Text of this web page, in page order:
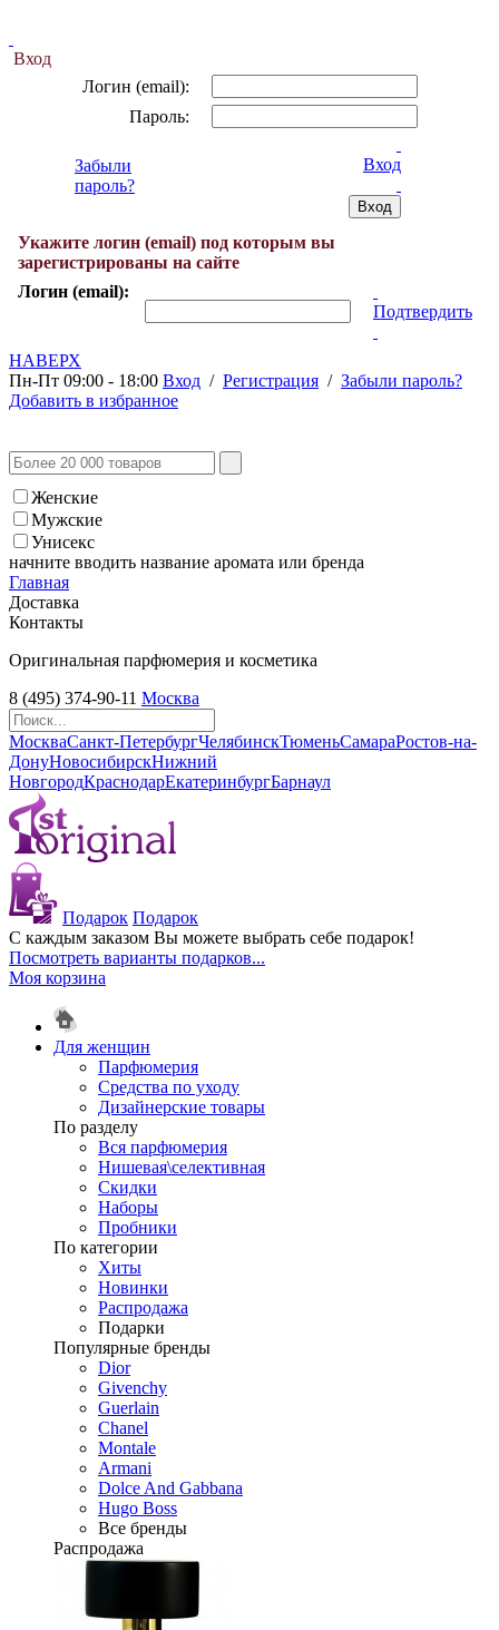
Вход
Логин (email):
Пароль:
Забыли
пароль?
Вход
Укажите логин (email) под которым вы
зарегистрированы на сайте
Логин (email):
Подтвердить
НАВЕРХ
Пн-Пт 09:00 - 18:00 Вход / Регистрация / Забыли пароль?
Добавить в избранное
Женские
Мужские
Унисекс
начните вводить название аромата или бренда
Главная
Доставка
Контакты
Оригинальная парфюмерия и косметика
8 (495) 374-90-11 Москва
МоскваСанкт-ПетербургЧелябинскТюменьСамараРостов-на-
ДонуНовосибирскНижний
НовгородКраснодарЕкатеринбургБарнаул
Подарок Подарок
С каждым заказом Вы можете выбрать себе подарок!
Посмотреть варианты подарков...
Моя корзина
Для женщин
Парфюмерия
Средства по уходу
Дизайнерские товары
По разделу
Вся парфюмерия
Нишевая\селективная
Скидки
Наборы
Пробники
По категории
Хиты
Новинки
Распродажа
Подарки
Популярные бренды
Dior
Givenchy
Guerlain
Chanel
Montale
Armani
Dolce And Gabbana
Hugo Boss
Все бренды
Распродажа